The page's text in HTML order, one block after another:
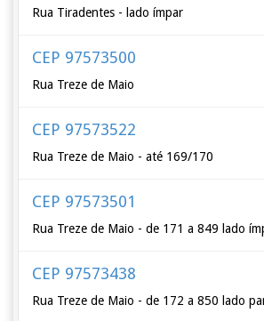
Rua Tiradentes - lado ímpar
CEP 97573500
Rua Treze de Maio
CEP 97573522
Rua Treze de Maio - até 169/170
CEP 97573501
Rua Treze de Maio - de 171 a 849 lado
CEP 97573438
Rua Treze de Maio - de 172 a 850 lado